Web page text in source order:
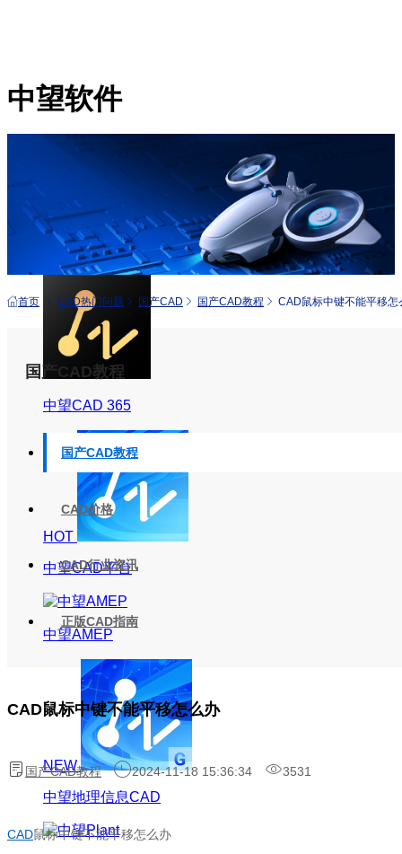
中望软件
中望CAD+
从工具到平台 打造行业解决方案
中望CAD 365
HOT
中望CAD平台
中望AMEP
NEW
中望地理信息CAD
首页 CAD热门问题 国产CAD 国产CAD教程 CAD鼠标中键不能平移怎
国产CAD教程
国产CAD教程
CAD价格
CAD行业资讯
正版CAD指南
CAD鼠标中键不能平移怎么办
国产CAD教程 2024-11-18 15:36:34 3531
CAD鼠标中键不能平移怎么办